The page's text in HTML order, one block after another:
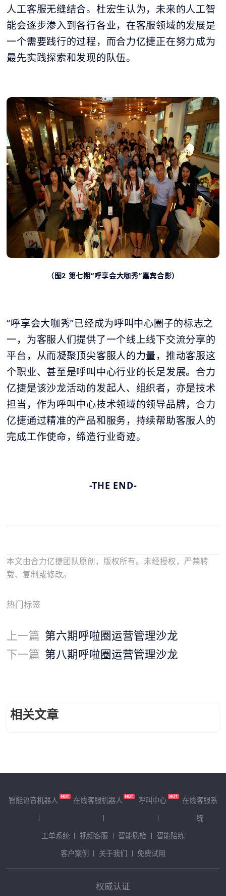
人工客服无缝结合。杜宏生认为，未来的人工智
能会逐步渗入到各行各业，在客服领域的发展是
一个需要践行的过程，而合力亿捷正在努力成为
最先实践探索和发现的队伍。
（图2 第七期“呼享会大咖秀”嘉宾合影）
“呼享会大咖秀”已经成为呼叫中心圈子的标志之
一，为客服人们提供了一个线上线下交流分享的
平台，从而凝聚顶尖客服人的力量，推动客服这
个职业、甚至是呼叫中心行业的长足发展。合力
亿捷是该沙龙活动的发起人、组织者，亦是技术
担当，作为呼叫中心技术领域的领导品牌，合力
亿捷通过精准的产品和服务，持续帮助客服人的
完成工作使命，缔造行业奇迹。
-THE END-
本文由合力亿捷团队原创，版权所有。未经授权，严禁转
载、复制或修改。
热门标签
上一篇 第六期呼啦圈运营管理沙龙
下一篇 第八期呼啦圈运营管理沙龙
相关文章
智能语音机器人 在线客服机器人 呼叫中心
在线客服系
统
工单系统
视频客服 智能质检
智能陪练
客户案例
关于我们 免费试用
权威认证